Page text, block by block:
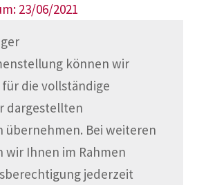
23/06/2021
können wir
die vollständige
dargestellten
übernehmen. Bei weiteren
wir Ihnen im Rahmen
jederzeit